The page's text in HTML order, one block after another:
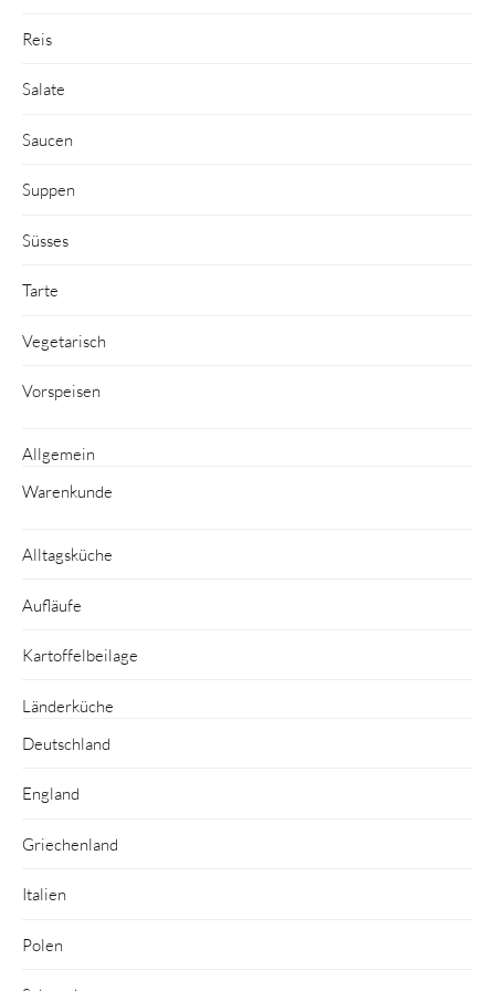
Reis
Salate
Saucen
Suppen
Süsses
Tarte
Vegetarisch
Vorspeisen
Allgemein
Warenkunde
Alltagsküche
Aufläufe
Kartoffelbeilage
Länderküche
Deutschland
England
Griechenland
Italien
Polen